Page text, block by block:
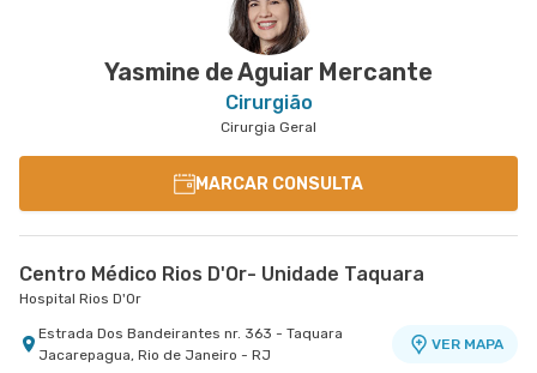
Yasmine de Aguiar Mercante
Cirurgião
Cirurgia Geral
MARCAR CONSULTA
Centro Médico Rios D'Or- Unidade Taquara
Hospital Rios D'Or
Estrada Dos Bandeirantes nr. 363 - Taquara
Jacarepagua, Rio de Janeiro - RJ
VER MAPA